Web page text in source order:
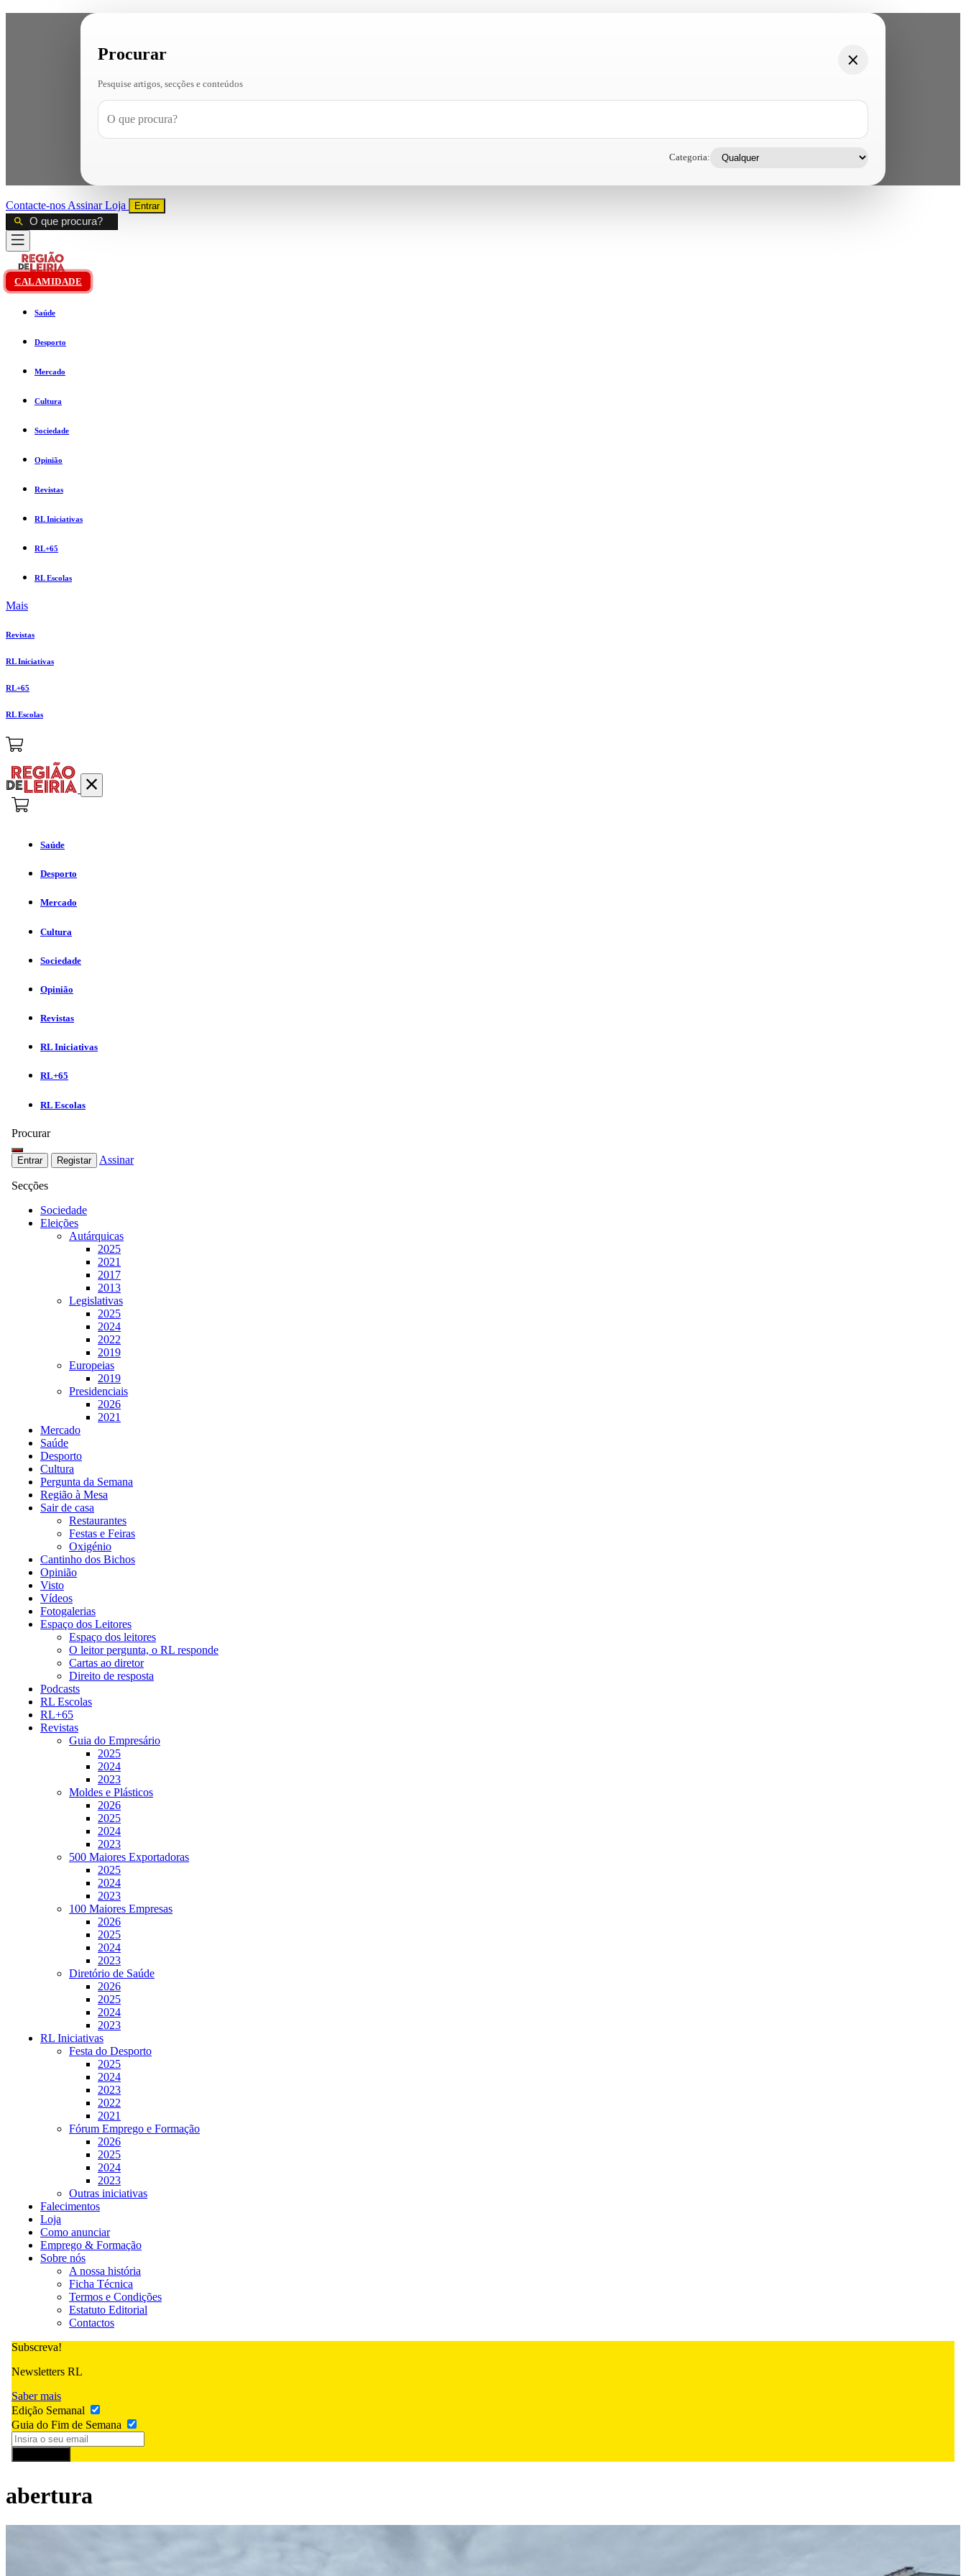
Procurar
Pesquise artigos, secções e conteúdos
Categoria:
Contacte-nos AssinarLoja Entrar
CALAMIDADE
Saúde
Desporto
Mercado
Cultura
Sociedade
Opinião
Revistas
RL Iniciativas
RL+65
RL Escolas
Mais
Revistas
RL Iniciativas
RL+65
RL Escolas
Saúde
Desporto
Mercado
Cultura
Sociedade
Opinião
Revistas
RL Iniciativas
RL+65
RL Escolas
Procurar
Entrar Registar Assinar
Secções
Sociedade
Eleições
Autárquicas
2025
2021
2017
2013
Legislativas
2025
2024
2022
2019
Europeias
2019
Presidenciais
2026
2021
Mercado
Saúde
Desporto
Cultura
Pergunta da Semana
Região à Mesa
Sair de casa
Restaurantes
Festas e Feiras
Oxigénio
Cantinho dos Bichos
Opinião
Visto
Vídeos
Fotogalerias
Espaço dos Leitores
Espaço dos leitores
O leitor pergunta, o RL responde
Cartas ao diretor
Direito de resposta
Podcasts
RL Escolas
RL+65
Revistas
Guia do Empresário
2025
2024
2023
Moldes e Plásticos
2026
2025
2024
2023
500 Maiores Exportadoras
2025
2024
2023
100 Maiores Empresas
2026
2025
2024
2023
Diretório de Saúde
2026
2025
2024
2023
RL Iniciativas
Festa do Desporto
2025
2024
2023
2022
2021
Fórum Emprego e Formação
2026
2025
2024
2023
Outras iniciativas
Falecimentos
Loja
Como anunciar
Emprego & Formação
Sobre nós
A nossa história
Ficha Técnica
Termos e Condições
Estatuto Editorial
Contactos
Subscreva!
Newsletters RL
Saber mais
Edição Semanal
Guia do Fim de Semana
abertura